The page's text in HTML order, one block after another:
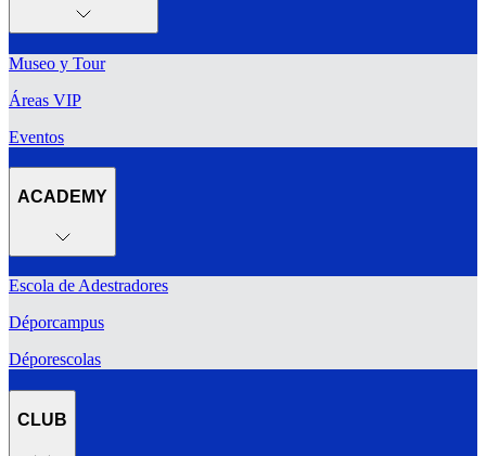
Museo y Tour
Áreas VIP
Eventos
ACADEMY
Escola de Adestradores
Déporcampus
Déporescolas
CLUB